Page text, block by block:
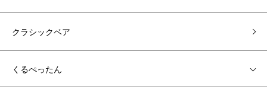
クラシックベア
くるぺったん